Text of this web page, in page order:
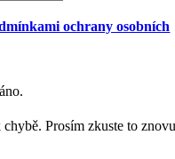
ochrany osobních
Prosím zkuste to